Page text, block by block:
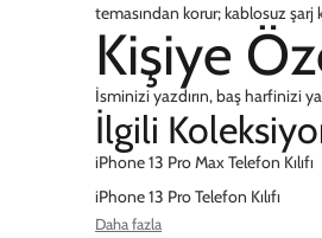
temasından korur; kablosuz şarj
Kişiye
İsminizi yazdırın, baş harfinizi
İlgili
iPhone 13 Pro Max Telefon Kılıfı
iPhone 13 Pro Telefon Kılıfı
iPhone 14 Plus Telefon Kılıfı
Daha fazla